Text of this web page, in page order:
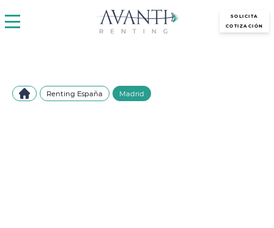
SOLICITA
COTIZACIÓN
Renting España Madrid